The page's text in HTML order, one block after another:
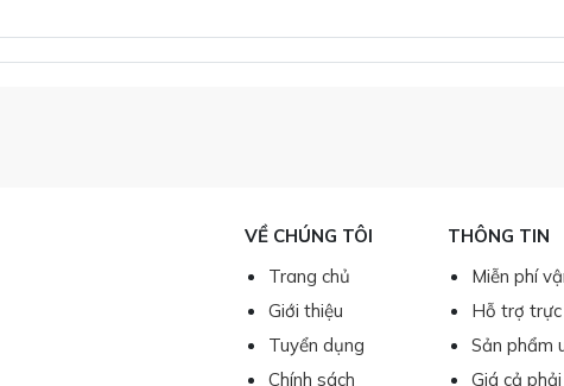
VỀ CHÚNG TÔI
Trang chủ
Giới thiệu
Tuyển dụng
Chính sách
THÔNG TIN
Miễn phí
Hỗ trợ
Sản phẩm
Giá cả